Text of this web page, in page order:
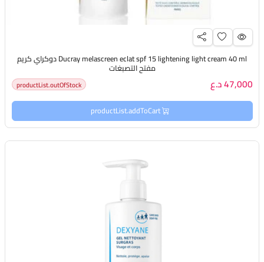
Ducray melascreen eclat spf 15 lightening light cream 40 ml دوكراي كريم
مفتح التصبغات
47,000 د.ع productList.outOfStock
productList.addToCart